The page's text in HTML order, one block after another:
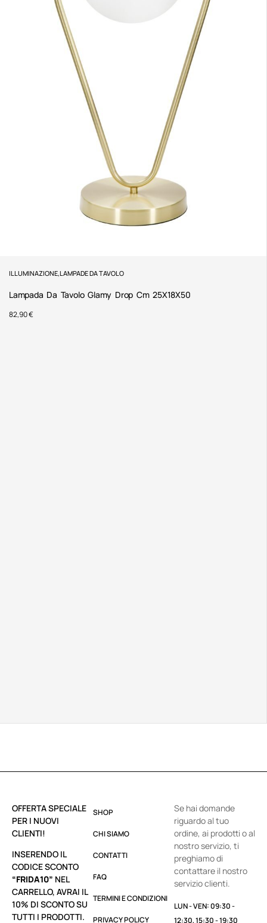
ILLUMINAZIONE,LAMPADE DA TAVOLO
Lampada Da Tavolo Glamy Drop Cm 25X18X50
82,90€
OFFERTA SPECIALE
PER I NUOVI
CLIENTI!
INSERENDO IL
CODICE SCONTO
“FRIDA10” NEL
CARRELLO, AVRAI IL
10% DI SCONTO SU
TUTTI I PRODOTTI.
SHOP
CHI SIAMO
CONTATTI
FAQ
TERMINI E CONDIZIONI
PRIVACY POLICY
Se hai domande
riguardo al tuo
ordine, ai prodotti o al
nostro servizio, ti
preghiamo di
contattare il nostro
servizio clienti.
LUN - VEN: 09:30 -
12:30, 15:30 - 19:30